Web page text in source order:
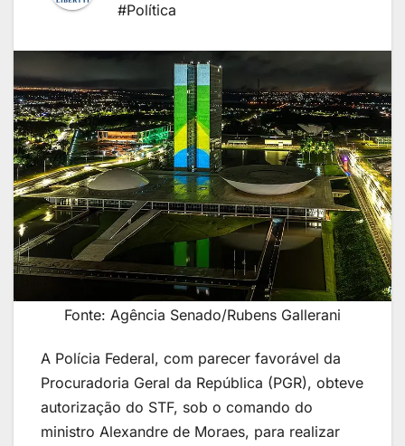
#Política
Fonte: Agência Senado/Rubens Gallerani
A Polícia Federal, com parecer favorável da
Procuradoria Geral da República (PGR), obteve
autorização do STF, sob o comando do
ministro Alexandre de Moraes, para realizar